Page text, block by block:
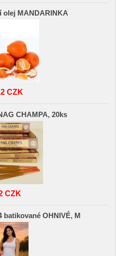
olej MANDARINKA
CZK
CHAMPA, 20ks
CZK
batikované OHNIVÉ, M